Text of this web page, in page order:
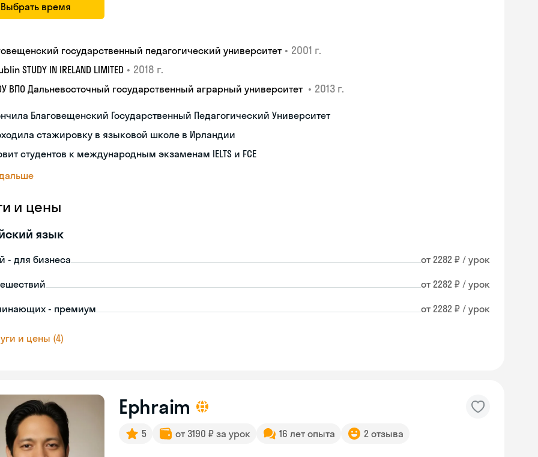
Выбрать время
государственный педагогический университет • 2001 г.
STUDY IN IRELAND LIMITED • 2018 г.
ВПО Дальневосточный государственный аграрный университет • 2013 г.
Благовещенский Государственный Педагогический Университет
стажировку в языковой школе в Ирландии
студентов к международным экзаменам IELTS и FCE
и цены
язык
- для бизнеса от 2282 ₽ / урок
от 2282 ₽ / урок
- премиум от 2282 ₽ / урок
и цены (4)
Ephraim
5 от 3190 ₽ за урок 16 лет опыта 2 отзыва
Skyeng Chat